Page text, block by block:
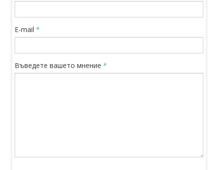
E-mail *
Въведете вашето мнение *